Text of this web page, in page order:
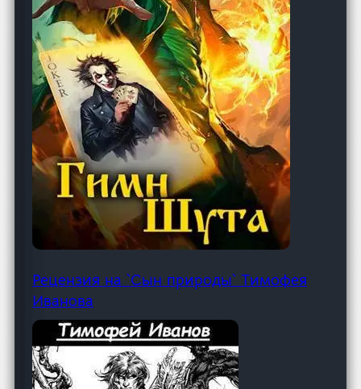
Рецензия на `Сын природы` Тимофея
Иванова